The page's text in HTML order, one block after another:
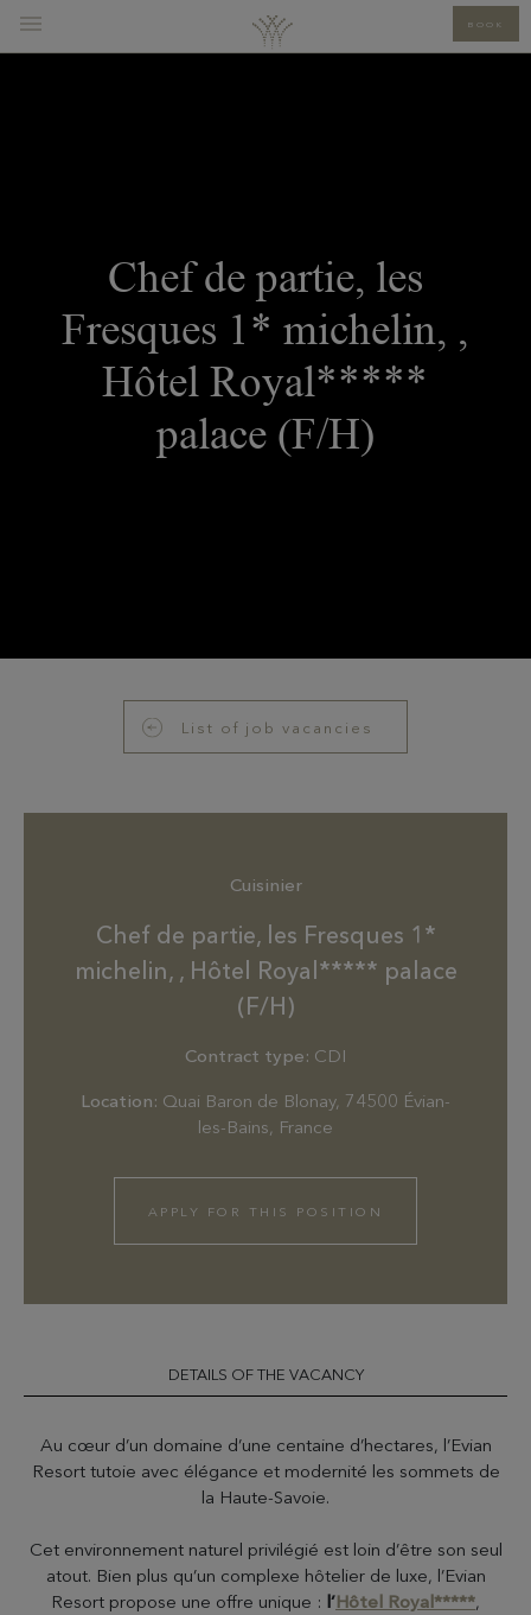
BOOK
Chef de partie, les
Fresques 1* michelin, ,
Hôtel Royal*****
palace (F/H)
List of job vacancies
Cuisinier
Chef de partie, les Fresques 1*
michelin, , Hôtel Royal***** palace
(F/H)
Contract type: CDI
Location: Quai Baron de Blonay, 74500 Évian-
les-Bains, France
APPLY FOR THIS POSITION
DETAILS OF THE VACANCY
Au cœur d’un domaine d’une centaine d’hectares, l’Evian
Resort tutoie avec élégance et modernité les sommets de
la Haute-Savoie.
Cet environnement naturel privilégié est loin d’être son seul
atout. Bien plus qu’un complexe hôtelier de luxe, l’Evian
Resort propose une offre unique : l’Hôtel Royal*****,